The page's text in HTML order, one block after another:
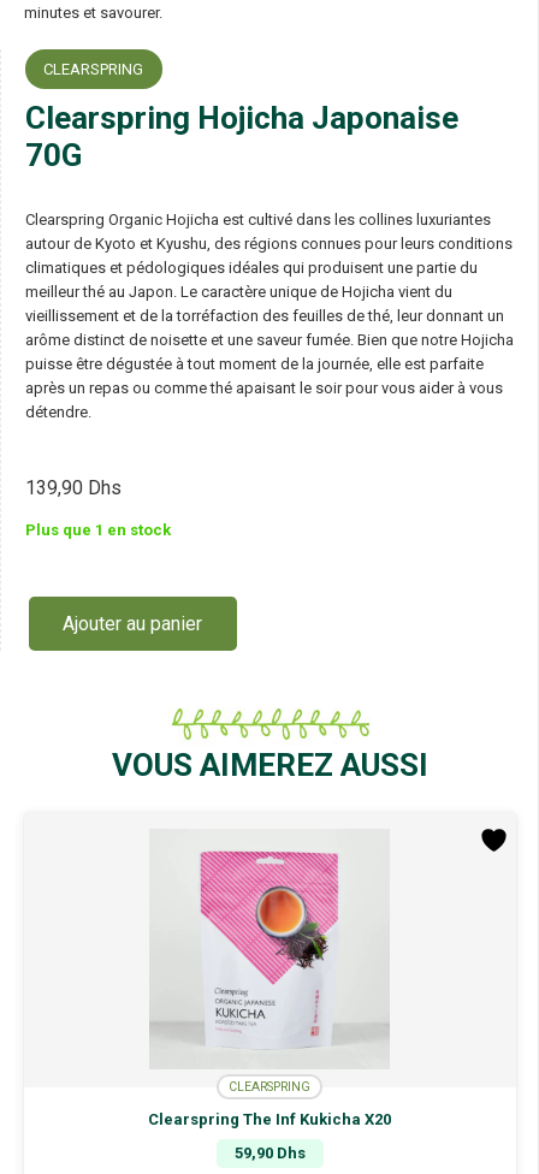
minutes et savourer.
CLEARSPRING
Clearspring Hojicha Japonaise
70G
Clearspring Organic Hojicha est cultivé dans les collines luxuriantes
autour de Kyoto et Kyushu, des régions connues pour leurs conditions
climatiques et pédologiques idéales qui produisent une partie du
meilleur thé au Japon. Le caractère unique de Hojicha vient du
vieillissement et de la torréfaction des feuilles de thé, leur donnant un
arôme distinct de noisette et une saveur fumée. Bien que notre Hojicha
puisse être dégustée à tout moment de la journée, elle est parfaite
après un repas ou comme thé apaisant le soir pour vous aider à vous
détendre.
139,90 Dhs
Plus que 1 en stock
quantité
de
Ajouter au panier
VOUS AIMEREZ AUSSI
CLEARSPRING
Clearspring The Inf Kukicha X20
59,90 Dhs